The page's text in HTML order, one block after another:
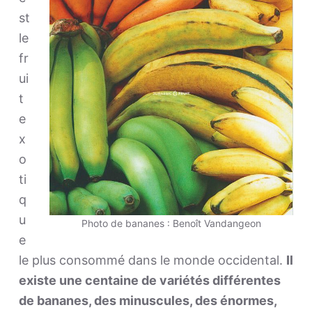
Photo de bananes : Benoît Vandangeon
st
le
fr
ui
t
e
x
o
ti
q
u
e
le plus consommé dans le monde occidental. Il
existe une centaine de variétés différentes
de bananes, des minuscules, des énormes,